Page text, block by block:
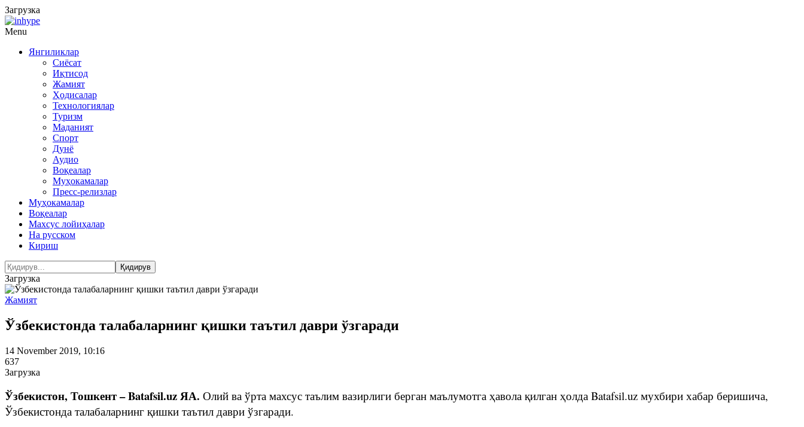
Загрузка
Menu
Янгиликлар
Сиёсат
Иқтисод
Жамият
Ҳодисалар
Технологиялар
Туризм
Маданият
Спорт
Дунё
Аудио
Воқеалар
Муҳокамалар
Пресс-релизлар
Муҳокамалар
Воқеалар
Махсус лойиҳалар
На русском
Кириш
Загрузка
Жамият
Ўзбекистонда талабаларнинг қишки таътил даври ўзгаради
14 November 2019, 10:16
637
Загрузка
Ўзбекистон, Тошкент – Batafsil.uz ЯА. Олий ва ўрта махсус таълим вазирлиги берган маълумотга ҳавола қилган ҳолда Batafsil.uz мухбири хабар беришича,
Ўзбекистонда талабаларнинг қишки таътил даври ўзгаради.